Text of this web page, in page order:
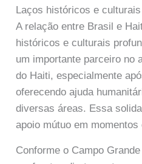
Laços históricos e culturais
A relação entre Brasil e
históricos e culturais
um importante parceiro no
do Haiti, especialmente
oferecendo ajuda
diversas áreas. Essa
apoio mútuo em
Conforme o Campo